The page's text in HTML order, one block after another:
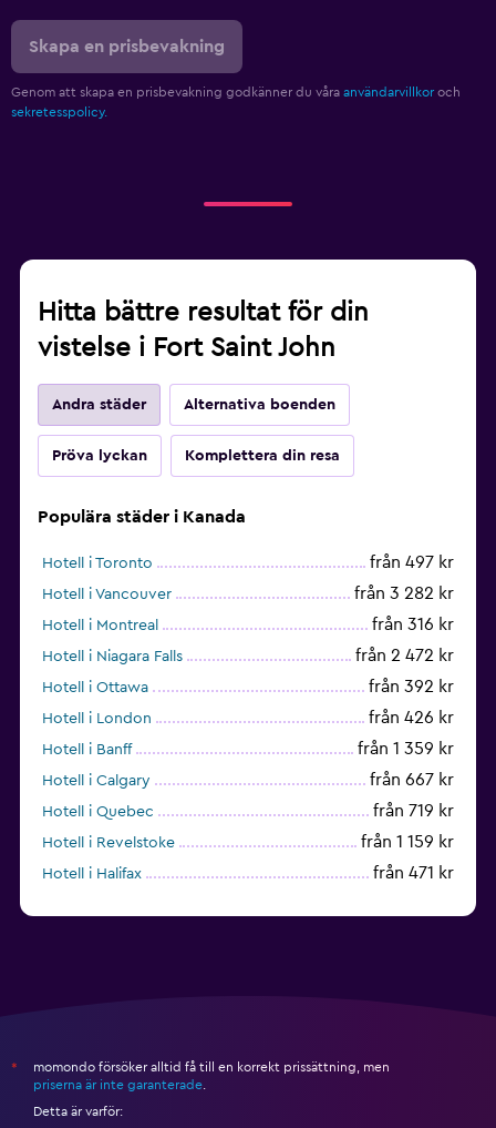
Skapa en prisbevakning
Genom att skapa en prisbevakning godkänner du våra användarvillkor och
sekretesspolicy.
Hitta bättre resultat för din
vistelse i Fort Saint John
Andra städer Alternativa boenden
Pröva lyckan Komplettera din resa
Populära städer i Kanada
Hotell i Toronto från 497 kr
Hotell i Vancouver från 3 282 kr
Hotell i Montreal från 316 kr
Hotell i Niagara Falls från 2 472 kr
Hotell i Ottawa från 392 kr
Hotell i London från 426 kr
Hotell i Banff från 1 359 kr
Hotell i Calgary från 667 kr
Hotell i Quebec från 719 kr
Hotell i Revelstoke från 1 159 kr
Hotell i Halifax från 471 kr
*
momondo försöker alltid få till en korrekt prissättning, men
priserna är inte garanterade
Detta är varför: